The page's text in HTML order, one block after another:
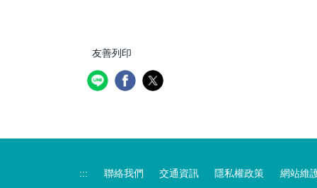
友善列印
::: 聯絡我們 交通資訊 隱私權政策 網站維